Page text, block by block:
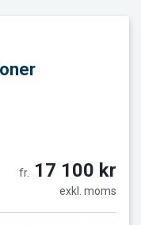
fr. 17 100 kr
exkl. moms